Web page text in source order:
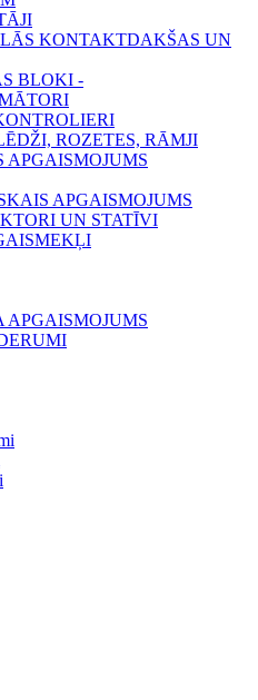
KONTAKTDAKŠAS UN
BLOKI -
ROZETES, RĀMJI
APGAISMOJUMS
UN STATĪVI
APGAISMOJUMS